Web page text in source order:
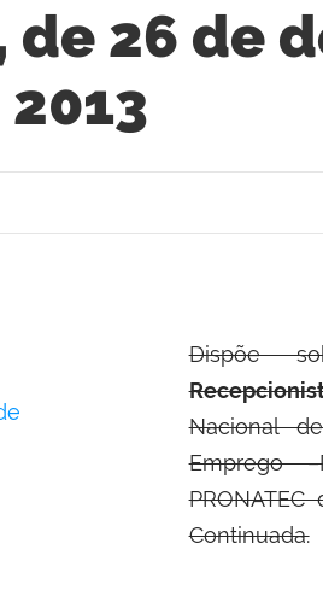
de 26 de
2013
Dispõe
Nacional
Emprego
Continuada.